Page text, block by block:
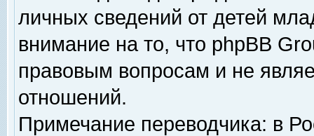
личных сведений от детей
внимание на то, что phpBB
правовым вопросам и не
отношений.
Примечание переводчика: в